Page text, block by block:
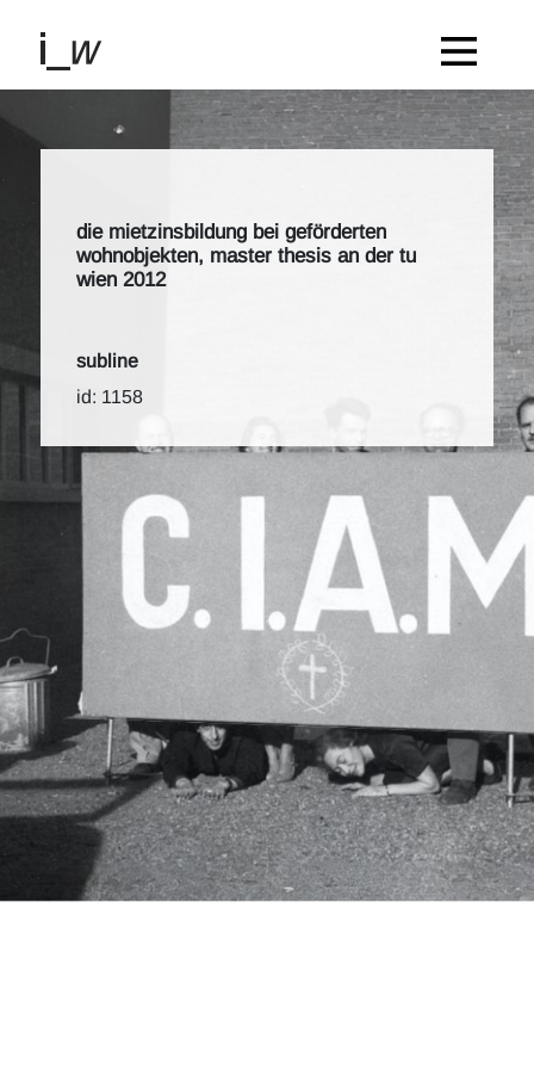
die mietzinsbildung bei geförderten
wohnobjekten, master thesis an der tu
wien 2012
subline
id: 1158